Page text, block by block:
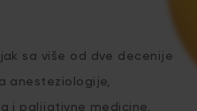
sa više od dve decenije
anesteziologije,
i palijativne medicine.